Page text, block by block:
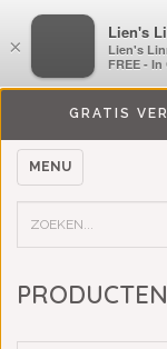
GRATIS
MENU
×
Lien's
FREE -
×
Lien's
Lien's
FREE -